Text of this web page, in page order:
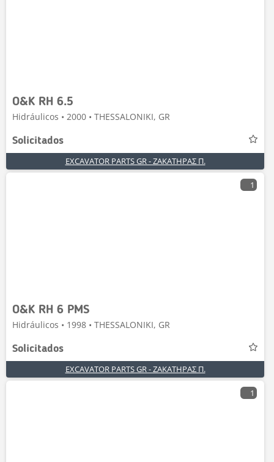
O&K RH 6.5
Hidráulicos • 2000 • THESSALONIKI, GR
Solicitados
EXCAVATOR PARTS GR - ΖΑΚΑΤΗΡΑΣ Π.
1
O&K RH 6 PMS
Hidráulicos • 1998 • THESSALONIKI, GR
Solicitados
EXCAVATOR PARTS GR - ΖΑΚΑΤΗΡΑΣ Π.
1